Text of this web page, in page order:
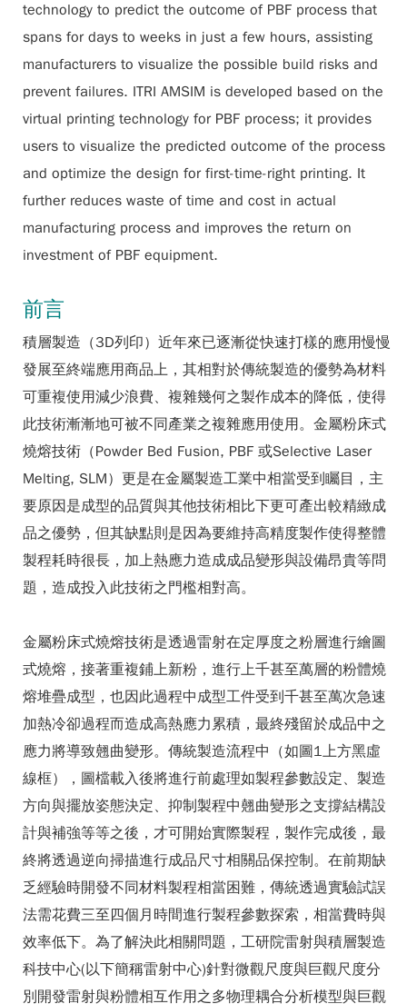
technology to predict the outcome of PBF process that
spans for days to weeks in just a few hours, assisting
manufacturers to visualize the possible build risks and
prevent failures. ITRI AMSIM is developed based on the
virtual printing technology for PBF process; it provides
users to visualize the predicted outcome of the process
and optimize the design for first-time-right printing. It
further reduces waste of time and cost in actual
manufacturing process and improves the return on
investment of PBF equipment.
前言
積層製造（3D列印）近年來已逐漸從快速打樣的應用慢慢
發展至終端應用商品上，其相對於傳統製造的優勢為材料
可重複使用減少浪費、複雜幾何之製作成本的降低，使得
此技術漸漸地可被不同產業之複雜應用使用。金屬粉床式
燒熔技術（Powder Bed Fusion, PBF 或Selective Laser
Melting, SLM）更是在金屬製造工業中相當受到矚目，主
要原因是成型的品質與其他技術相比下更可產出較精緻成
品之優勢，但其缺點則是因為要維持高精度製作使得整體
製程耗時很長，加上熱應力造成成品變形與設備昂貴等問
題，造成投入此技術之門檻相對高。
金屬粉床式燒熔技術是透過雷射在定厚度之粉層進行繪圖
式燒熔，接著重複鋪上新粉，進行上千甚至萬層的粉體燒
熔堆疊成型，也因此過程中成型工件受到千甚至萬次急速
加熱冷卻過程而造成高熱應力累積，最終殘留於成品中之
應力將導致翹曲變形。傳統製造流程中（如圖1上方黑虛
線框），圖檔載入後將進行前處理如製程參數設定、製造
方向與擺放姿態決定、抑制製程中翹曲變形之支撐結構設
計與補強等等之後，才可開始實際製程，製作完成後，最
終將透過逆向掃描進行成品尺寸相關品保控制。在前期缺
乏經驗時開發不同材料製程相當困難，傳統透過實驗試誤
法需花費三至四個月時間進行製程參數探索，相當費時與
效率低下。為了解決此相關問題，工研院雷射與積層製造
科技中心(以下簡稱雷射中心)針對微觀尺度與巨觀尺度分
別開發雷射與粉體相互作用之多物理耦合分析模型與巨觀